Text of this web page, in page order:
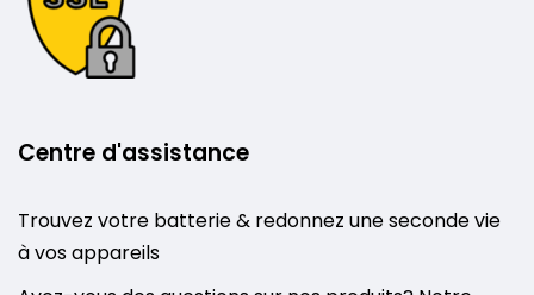
Centre d'assistance
Trouvez votre batterie & redonnez une seconde vie
à vos appareils